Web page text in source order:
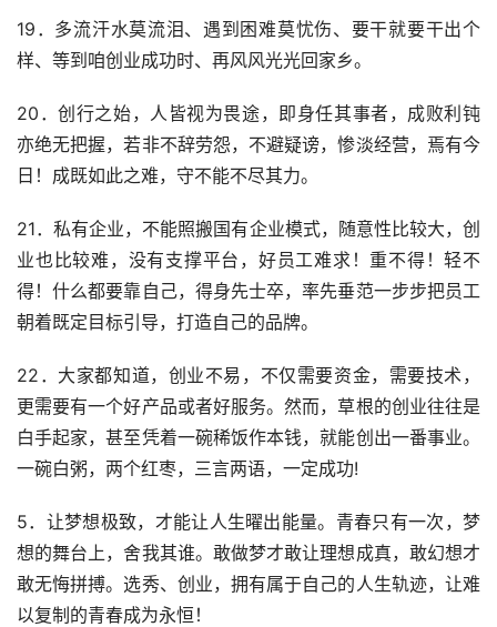
19．多流汗水莫流泪、遇到困难莫忧伤、要干就要干出个
样、等到咱创业成功时、再风风光光回家乡。
20．创行之始，人皆视为畏途，即身任其事者，成败利钝
亦绝无把握，若非不辞劳怨，不避疑谤，惨淡经营，焉有今
日！成既如此之难，守不能不尽其力。
21．私有企业，不能照搬国有企业模式，随意性比较大，创
业也比较难，没有支撑平台，好员工难求！重不得！轻不
得！什么都要靠自己，得身先士卒，率先垂范一步步把员工
朝着既定目标引导，打造自己的品牌。
22．大家都知道，创业不易，不仅需要资金，需要技术，
更需要有一个好产品或者好服务。然而，草根的创业往往是
白手起家，甚至凭着一碗稀饭作本钱，就能创出一番事业。
一碗白粥，两个红枣，三言两语，一定成功!
5．让梦想极致，才能让人生曜出能量。青春只有一次，梦
想的舞台上，舍我其谁。敢做梦才敢让理想成真，敢幻想才
敢无悔拼搏。选秀、创业，拥有属于自己的人生轨迹，让难
以复制的青春成为永恒！